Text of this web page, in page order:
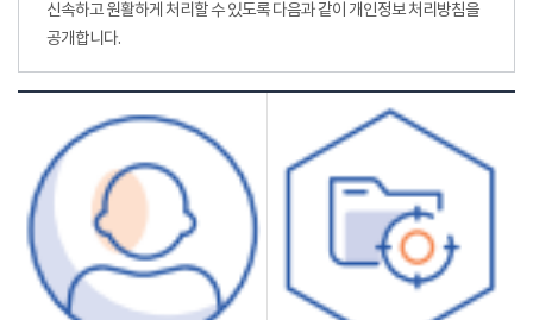
신속하고 원활하게 처리할 수 있도록 다음과 같이 개인정보 처리방침을
공개합니다.